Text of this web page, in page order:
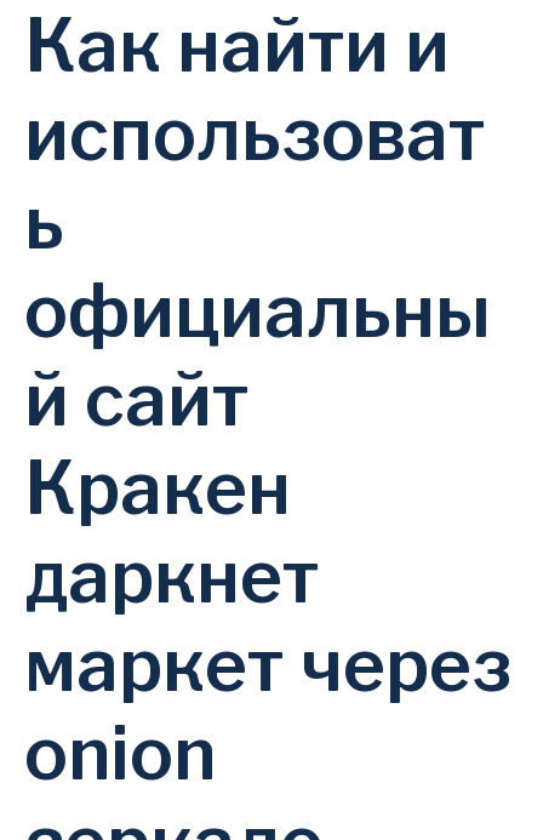
Как найти и
использоват
ь
официальны
й сайт
Кракен
даркнет
маркет через
onion